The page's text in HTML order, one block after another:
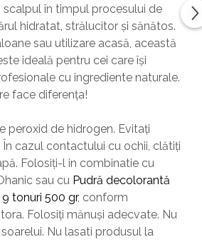
scalpul în timpul procesului de
hidratat, strălucitor și sănătos.
sau utilizare acasă, această
ideală pentru cei care își
cu ingrediente naturale.
face diferența!
peroxid de hidrogen. Evitați
cazul contactului cu ochii, clătiți
Folosiți-l in combinatie cu
sau cu Pudră decolorantă
tonuri 500 gr, conform
Folosiți mănuși adecvate. Nu
Nu lasati produsul la